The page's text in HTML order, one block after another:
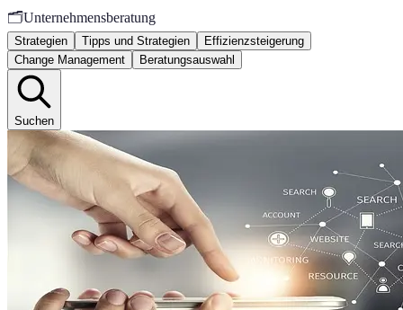
🗂️Unternehmensberatung
Strategien Tipps und Strategien
Effizienzsteigerung
Change Management
Beratungsauswahl
Suchen